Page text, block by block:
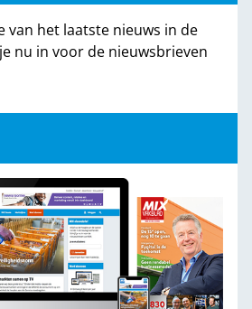
van het laatste nieuws in de
nu in voor de nieuwsbrieven